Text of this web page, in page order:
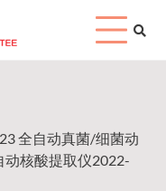
全自动真菌/细菌动
核酸提取仪2022-